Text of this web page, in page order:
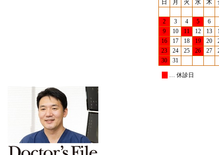
日
月 火 水 木
2 3 4 5
6
9
10 11 12 13
16
17 18 19 20
23
24 25 26 27
30
31
… 休診日